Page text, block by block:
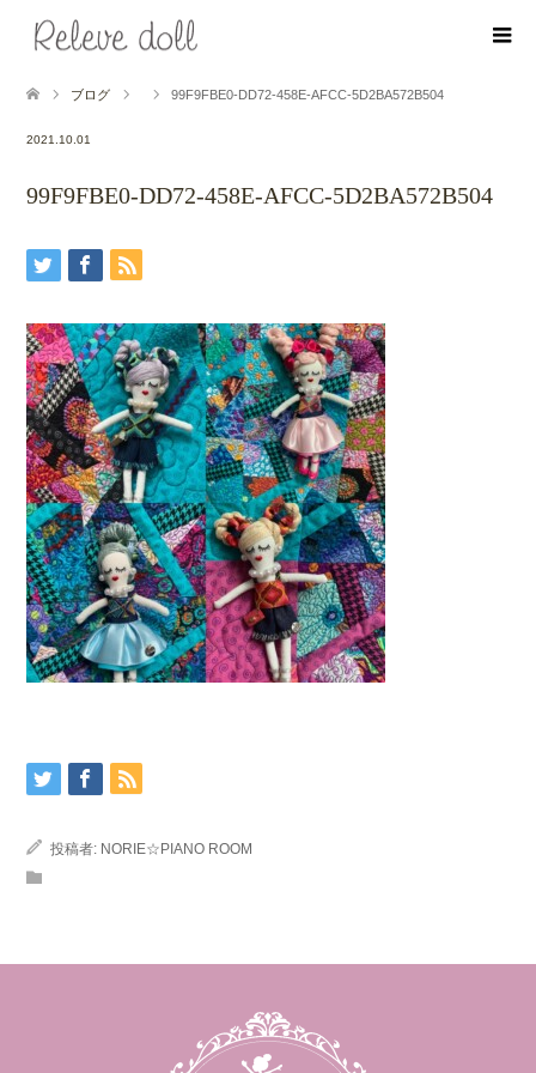
ブログ 99F9FBE0-DD72-458E-AFCC-5D2BA572B504
2021.10.01
99F9FBE0-DD72-458E-AFCC-5D2BA572B504
投稿者: NORIE☆PIANO ROOM